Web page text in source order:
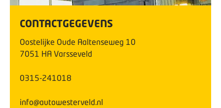
CONTACTGEGEVENS
Oostelijke Oude Aaltenseweg 10
7051 HA Varsseveld
0315-241018
info@autowesterveld.nl